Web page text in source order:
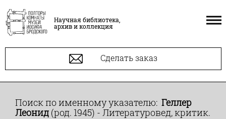
Научная библиотека,
архив и коллекция
Сделать заказ
Поиск по именному указателю: Геллер
Леонид (род. 1945) - Литературовед, критик.